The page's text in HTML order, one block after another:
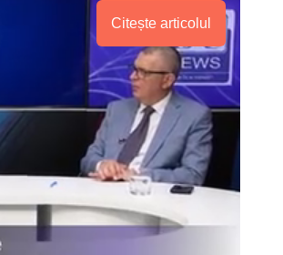
Citește articolul